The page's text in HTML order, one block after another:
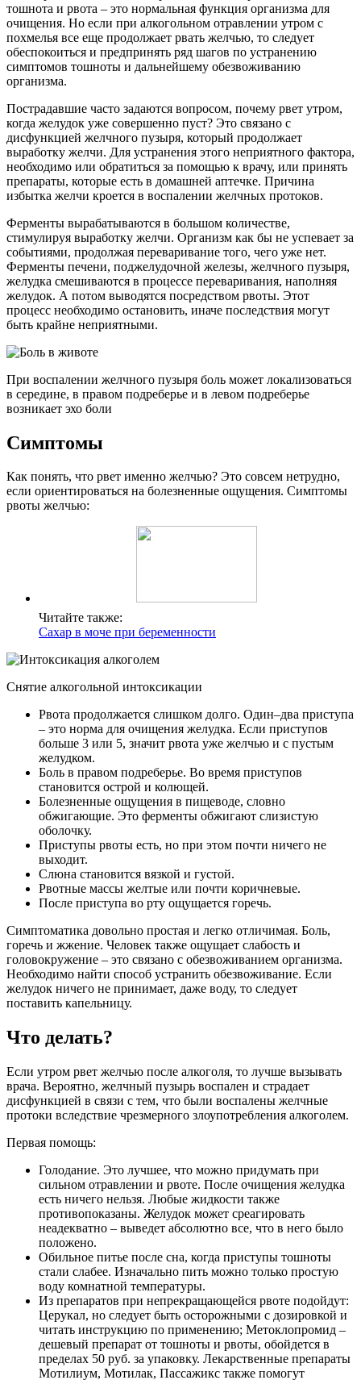
тошнота и рвота – это нормальная функция организма для
очищения. Но если при алкогольном отравлении утром с
похмелья все еще продолжает рвать желчью, то следует
обеспокоиться и предпринять ряд шагов по устранению
симптомов тошноты и дальнейшему обезвоживанию
организма.
Пострадавшие часто задаются вопросом, почему рвет утром,
когда желудок уже совершенно пуст? Это связано с
дисфункцией желчного пузыря, который продолжает
выработку желчи. Для устранения этого неприятного фактора,
необходимо или обратиться за помощью к врачу, или принять
препараты, которые есть в домашней аптечке. Причина
избытка желчи кроется в воспалении желчных протоков.
Ферменты вырабатываются в большом количестве,
стимулируя выработку желчи. Организм как бы не успевает за
событиями, продолжая переваривание того, чего уже нет.
Ферменты печени, поджелудочной железы, желчного пузыря,
желудка смешиваются в процессе переваривания, наполняя
желудок. А потом выводятся посредством рвоты. Этот
процесс необходимо остановить, иначе последствия могут
быть крайне неприятными.
При воспалении желчного пузыря боль может локализоваться
в середине, в правом подреберье и в левом подреберье
возникает эхо боли
Симптомы
Как понять, что рвет именно желчью? Это совсем нетрудно,
если ориентироваться на болезненные ощущения. Симптомы
рвоты желчью:
Читайте также:
Сахар в моче при беременности
Снятие алкогольной интоксикации
Рвота продолжается слишком долго. Один–два приступа
– это норма для очищения желудка. Если приступов
больше 3 или 5, значит рвота уже желчью и с пустым
желудком.
Боль в правом подреберье. Во время приступов
становится острой и колющей.
Болезненные ощущения в пищеводе, словно
обжигающие. Это ферменты обжигают слизистую
оболочку.
Приступы рвоты есть, но при этом почти ничего не
выходит.
Слюна становится вязкой и густой.
Рвотные массы желтые или почти коричневые.
После приступа во рту ощущается горечь.
Симптоматика довольно простая и легко отличимая. Боль,
горечь и жжение. Человек также ощущает слабость и
головокружение – это связано с обезвоживанием организма.
Необходимо найти способ устранить обезвоживание. Если
желудок ничего не принимает, даже воду, то следует
поставить капельницу.
Что делать?
Если утром рвет желчью после алкоголя, то лучше вызывать
врача. Вероятно, желчный пузырь воспален и страдает
дисфункцией в связи с тем, что были воспалены желчные
протоки вследствие чрезмерного злоупотребления алкоголем.
Первая помощь:
Голодание. Это лучшее, что можно придумать при
сильном отравлении и рвоте. После очищения желудка
есть ничего нельзя. Любые жидкости также
противопоказаны. Желудок может среагировать
неадекватно – выведет абсолютно все, что в него было
положено.
Обильное питье после сна, когда приступы тошноты
стали слабее. Изначально пить можно только простую
воду комнатной температуры.
Из препаратов при непрекращающейся рвоте подойдут:
Церукал, но следует быть осторожными с дозировкой и
читать инструкцию по применению; Метоклопромид –
дешевый препарат от тошноты и рвоты, обойдется в
пределах 50 руб. за упаковку. Лекарственные препараты
Мотилиум, Мотилак, Пассажикс также помогут